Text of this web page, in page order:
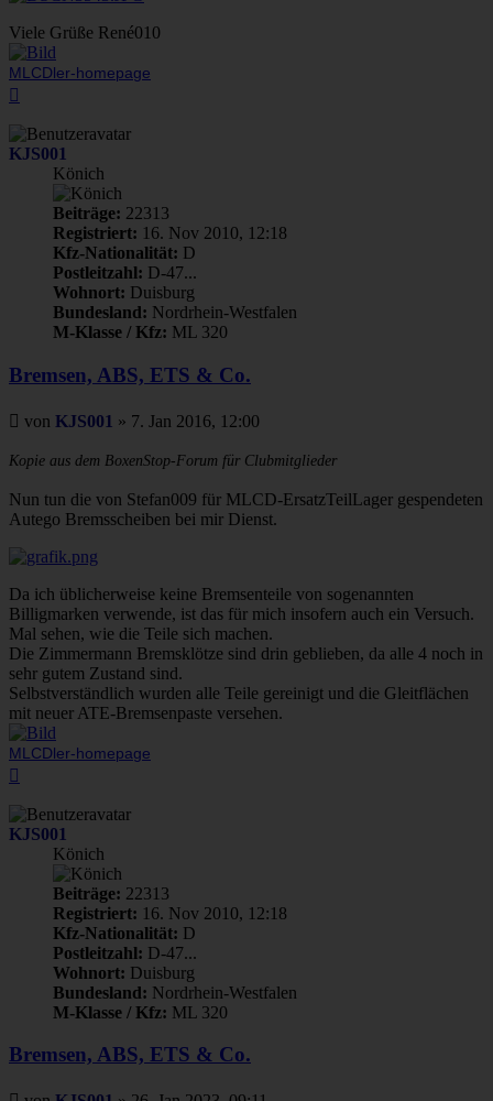
Viele Grüße René010
MLCDler-homepage
KJS001
Könich
Beiträge: 22313
Registriert: 16. Nov 2010, 12:18
Kfz-Nationalität: D
Postleitzahl: D-47...
Wohnort: Duisburg
Bundesland: Nordrhein-Westfalen
M-Klasse / Kfz: ML 320
Bremsen, ABS, ETS & Co.
Beitrag
von KJS001 » 7. Jan 2016, 12:00
Kopie aus dem BoxenStop-Forum für Clubmitglieder
Nun tun die von Stefan009 für MLCD-ErsatzTeilLager gespendeten
Autego Bremsscheiben bei mir Dienst.
Da ich üblicherweise keine Bremsenteile von sogenannten
Billigmarken verwende, ist das für mich insofern auch ein Versuch.
Mal sehen, wie die Teile sich machen.
Die Zimmermann Bremsklötze sind drin geblieben, da alle 4 noch in
sehr gutem Zustand sind.
Selbstverständlich wurden alle Teile gereinigt und die Gleitflächen
mit neuer ATE-Bremsenpaste versehen.
MLCDler-homepage
KJS001
Könich
Beiträge: 22313
Registriert: 16. Nov 2010, 12:18
Kfz-Nationalität: D
Postleitzahl: D-47...
Wohnort: Duisburg
Bundesland: Nordrhein-Westfalen
M-Klasse / Kfz: ML 320
Bremsen, ABS, ETS & Co.
Beitrag